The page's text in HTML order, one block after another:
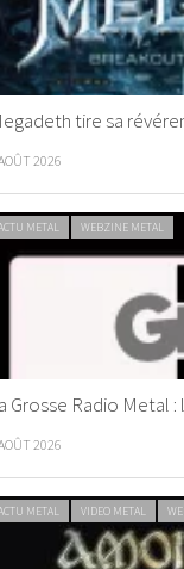
tire sa
2026
METAL WEBZINE METAL
Grosse Radio Metal
2026
METAL VIDEO METAL